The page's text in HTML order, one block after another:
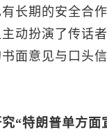
长期的安全合
动扮演了传话
面意见与口头
“特朗普单方